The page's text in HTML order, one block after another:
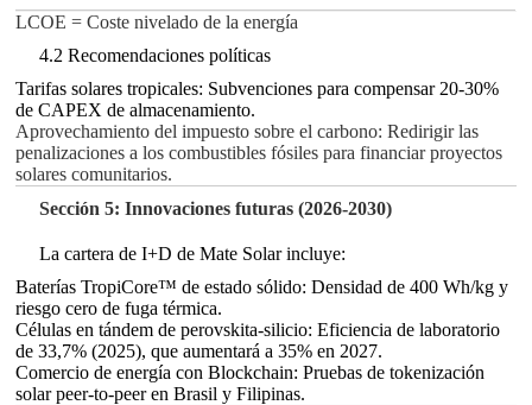
LCOE = Coste nivelado de la energía
4.2 Recomendaciones políticas
Tarifas solares tropicales: Subvenciones para compensar 20-30%
de CAPEX de almacenamiento.
Aprovechamiento del impuesto sobre el carbono: Redirigir las
penalizaciones a los combustibles fósiles para financiar proyectos
solares comunitarios.
Sección 5: Innovaciones futuras (2026-2030)
La cartera de I+D de Mate Solar incluye:
Baterías TropiCore™ de estado sólido: Densidad de 400 Wh/kg y
riesgo cero de fuga térmica.
Células en tándem de perovskita-silicio: Eficiencia de laboratorio
de 33,7% (2025), que aumentará a 35% en 2027.
Comercio de energía con Blockchain: Pruebas de tokenización
solar peer-to-peer en Brasil y Filipinas.